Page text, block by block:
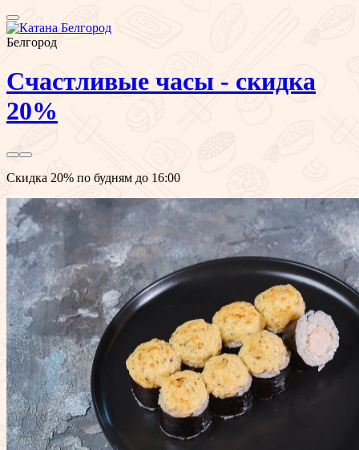
Белгород
Счастливые часы - скидка
20%
Скидка 20% по будням до 16:00